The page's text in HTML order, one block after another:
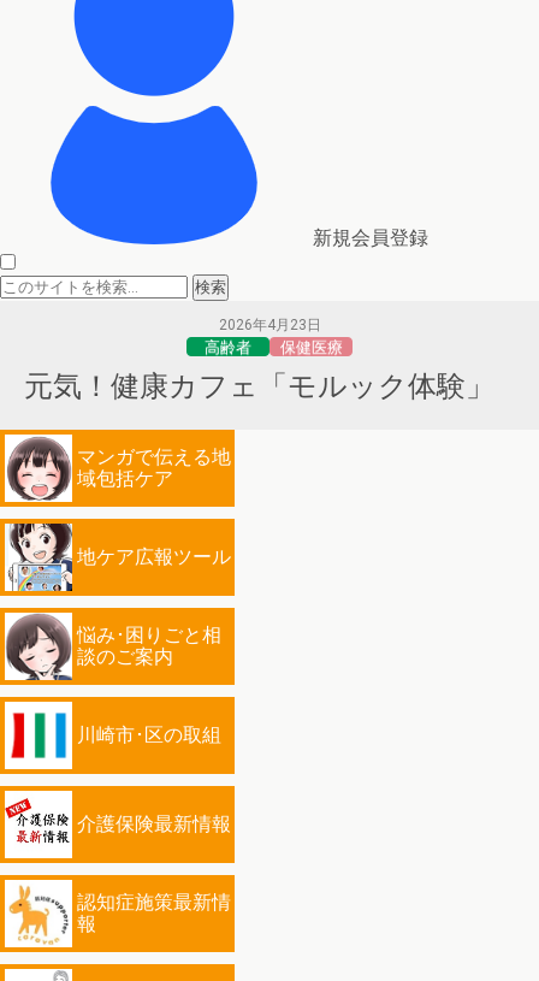
新規会員登録
2026年4月23日
高齢者 保健医療
元気！健康カフェ「モルック体験」
マンガで伝える地
域包括ケア
地ケア広報ツール
悩み･困りごと相
談のご案内
川崎市･区の取組
介護保険最新情報
認知症施策最新情
報